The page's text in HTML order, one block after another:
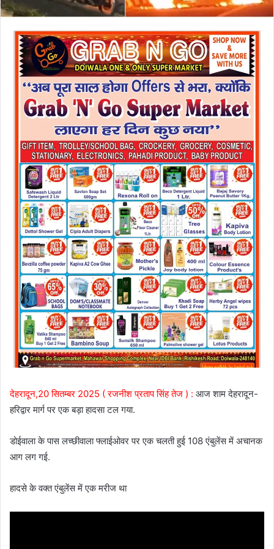
देहरादून,20 सितम्बर 2025 ( रजनीश प्रताप सिंह तेज ) : आज शाम देहरादून-
हरिद्वार मार्ग पर एक बड़ा हादसा टल गया.
डोईवाला के पास लच्छीवाला फ्लाईओवर पर एक चलती हुई 108 एंबुलेंस में अचानक
आग लग गई.
हादसे के वक्त एंबुलेंस में एक मरीज था